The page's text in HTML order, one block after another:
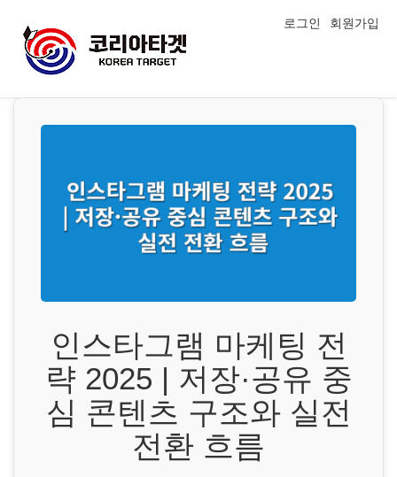
로그인 회원가입
인스타그램 마케팅 전
략 2025 | 저장·공유 중
심 콘텐츠 구조와 실전
전환 흐름